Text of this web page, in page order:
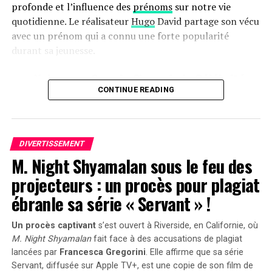
l’auteure.
RELATED TOPICS: APERÇU
HARRY POTTER
Nvidia propulse le développement de la robotique
humaine à toute vitesse !
DON'T MISS
la beauté ?
profonde et l’influence des prénomssur notre vie
quotidienne. Le réalisateurHugoDavid partage son vécu
avec un prénom qui a connu une forte popularité
durant sa jeunesse.
une Naissance Sous le Signe de la Célébrité
Hugo David est né en 2000 àTours, une époque où le
prénom Hugo était en plein essor. Ses parents, Caroline
Enzo, également très en vogue à cette période. « Je
pense que mes parents ont opté pour un prénom parmi
les plus répandus en France plutôt qu’en hommage à
Victor Hugo », confie-t-il.
Une Enfance Entourée d’Autres « Hugo »
Dès son plus jeune âge, Hugo se retrouve entouré
d’autres enfants portant le même nom. Selon les
CONTINUE READING
DIVERTISSEMENT
M. Night Shyamalan sous le feu des
projecteurs : un procès pour plagiat
ébranle sa série « Servant » !
Un procès captivants’est ouvert à Riverside, en Californie, où
M. Night Shyamalanfait face à des accusations de plagiat
lancées par Francesca Gregorini. Elle affirme que sa série
Servant, diffusée sur Apple TV+, est une copie de son film de